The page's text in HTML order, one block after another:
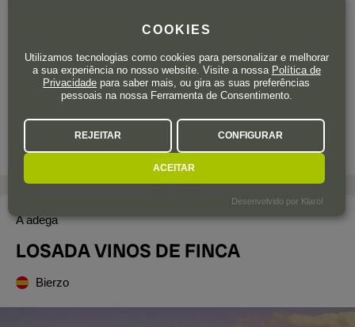
36,50 € IVA incluído
Garrafa 75 cl.| 48,67 € / Litro
A adega
LOSADA VINOS DE FINCA
Bierzo
COOKIES
Utilizamos tecnologias como cookies para personalizar e melhorar
a sua experiência no nosso website. Visite a nossa Política de
Privacidade para saber mais, ou gira as suas preferências
pessoais na nossa Ferramenta de Consentimento.
REJEITAR CONFIGURAR
ACEITAR
Desenvolvido por Klaro!